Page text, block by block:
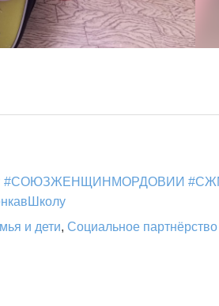
и дети, Социальное партнёрство